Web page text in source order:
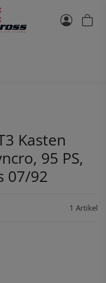
Kasten
95 PS,
07/92
1 Artikel